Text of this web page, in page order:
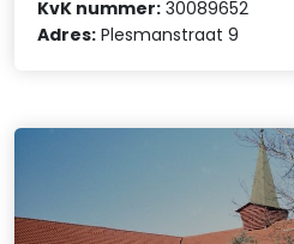
KvK nummer: 30089652
Adres: Plesmanstraat 9